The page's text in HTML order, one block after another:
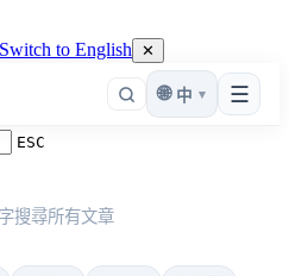
Switch to English ✕
☰
🌐 中 ▾
ESC
搜尋所有文章